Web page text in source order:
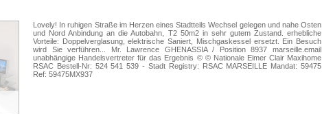
Lovely! In ruhigen Straße im Herzen eines Stadtteils Wechsel gelegen und nahe Osten
und Nord Anbindung an die Autobahn, T2 50m2 in sehr gutem Zustand. erhebliche
Vorteile: Doppelverglasung, elektrische Saniert, Mischgaskessel ersetzt. Ein Besuch
wird Sie verführen... Mr. Lawrence GHENASSIA / Position 8937 marseille.email
unabhängige Handelsvertreter für das Ergebnis © © Nationale Eimer Clair Maxihome
RSAC Bestell-Nr: 524 541 539 - Stadt Registry: RSAC MARSEILLE Mandat: 59475
Ref: 59475MX937